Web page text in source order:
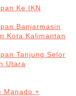
Ke IKN
Banjarmasin
Kota Kalimantan
Tanjung Selor
Utara
Manado +